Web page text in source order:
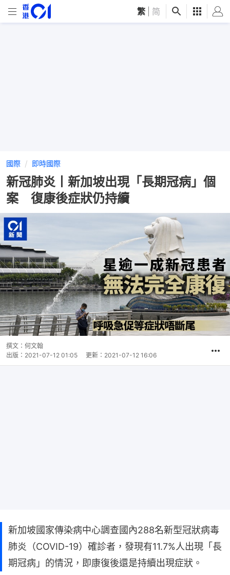
繁 简
國際 即時國際
新冠肺炎丨新加坡出現「長期冠病」個
案 復康後症狀仍持續
撰文： 何文翰
出版： 2021-07-12 01:05 更新： 2021-07-12 16:06
新加坡國家傳染病中心調查國內288名新型冠狀病毒
肺炎（COVID-19）確診者，發現有11.7%人出現「長
期冠病」的情況，即康復後還是持續出現症狀。